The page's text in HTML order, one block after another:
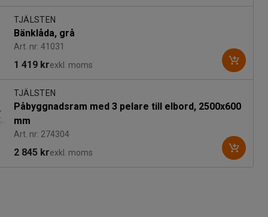
TJÄLSTEN
Bänklåda, grå
Art. nr: 41031
1 419 krexkl. moms
TJÄLSTEN
Påbyggnadsram med 3 pelare till elbord, 2500x600
mm
Art. nr: 274304
2 845 krexkl. moms